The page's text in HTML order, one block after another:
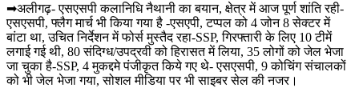
➡अलीगढ़- एसएसपी कलानिधि नैथानी का बयान, क्षेत्र में आज पूर्ण शांति रही-
एसएसपी, फ्लैग मार्च भी किया गया है -एसएपी, टप्पल को 4 जोन 8 सेक्टर में
बांटा था, उचित निर्देशन में फोर्स मुस्तैद रहा-SSP, गिरफ्तारी के लिए 10 टीमें
लगाई गई थी, 80 संदिग्ध/उपद्रवी को हिरासत में लिया, 35 लोगों को जेल भेजा
जा चुका है-SSP, 4 मुकद्दमे पंजीकृत किये गए थे- एसएसपी, 9 कोचिंग संचालकों
को भी जेल भेजा गया, सोशल मीडिया पर भी साइबर सेल की नजर।